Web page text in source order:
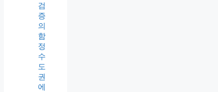
검
증
의
함
정
수
도
권
에